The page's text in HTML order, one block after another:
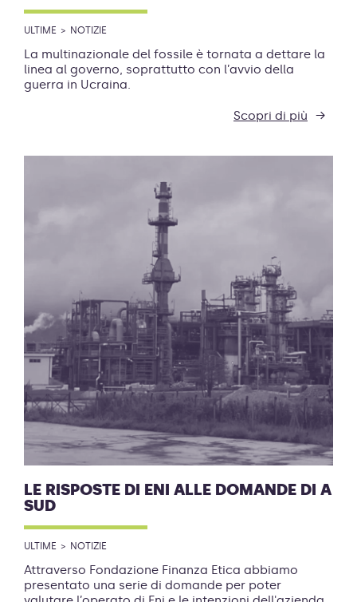
ULTIME NOTIZIE
La multinazionale del fossile è tornata a dettare la
linea al governo, soprattutto con l’avvio della
guerra in Ucraina.
Scopri di più
LE RISPOSTE DI ENI ALLE DOMANDE DI A
SUD
ULTIME NOTIZIE
Attraverso Fondazione Finanza Etica abbiamo
presentato una serie di domande per poter